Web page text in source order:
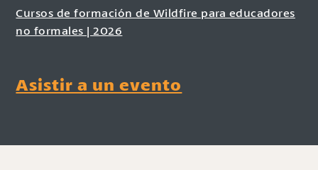
Cursos de formación de Wildfire para educadores
no formales | 2026
Asistir a un evento